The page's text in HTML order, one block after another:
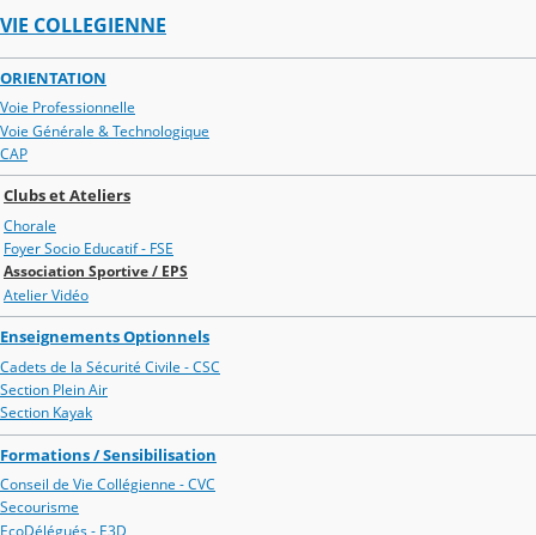
VIE COLLEGIENNE
ORIENTATION
Voie Professionnelle
Voie Générale & Technologique
CAP
Clubs et Ateliers
Chorale
Foyer Socio Educatif - FSE
Association Sportive / EPS
Atelier Vidéo
Enseignements Optionnels
Cadets de la Sécurité Civile - CSC
Section Plein Air
Section Kayak
Formations / Sensibilisation
Conseil de Vie Collégienne - CVC
Secourisme
EcoDélégués - E3D